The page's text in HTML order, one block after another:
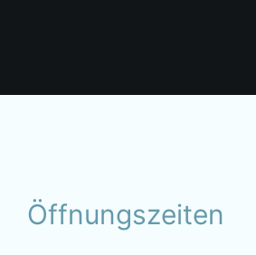
Öffnungszeiten